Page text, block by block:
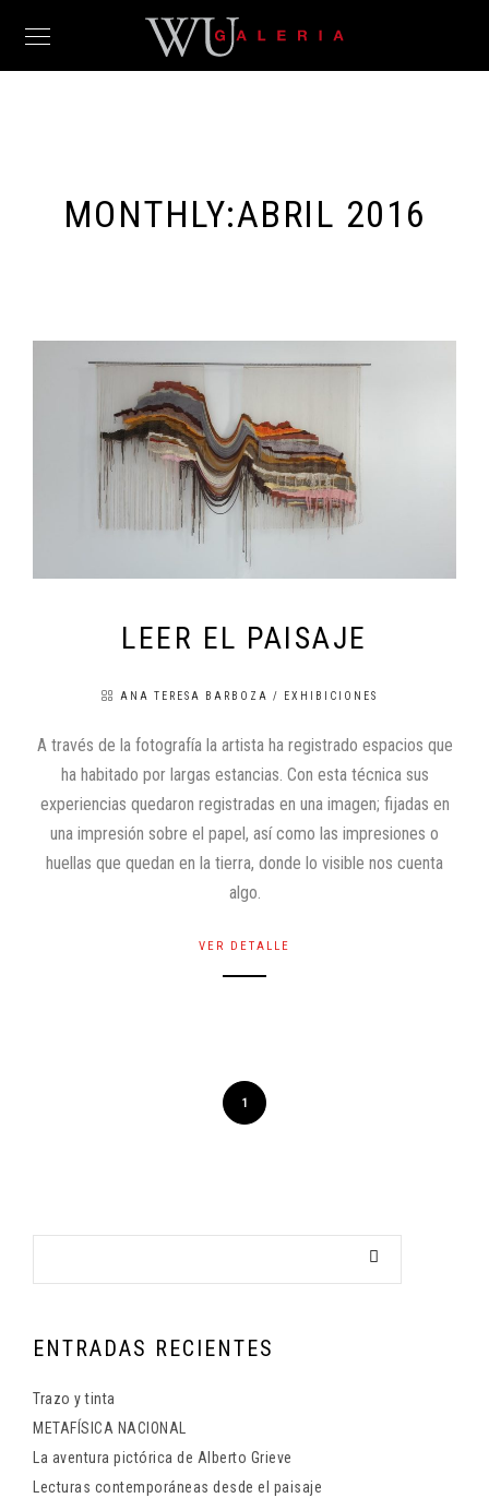
MONTHLY:ABRIL 2016
LEER EL PAISAJE
ANA TERESA BARBOZA / EXHIBICIONES
A través de la fotografía la artista ha registrado espacios que
ha habitado por largas estancias. Con esta técnica sus
experiencias quedaron registradas en una imagen; fijadas en
una impresión sobre el papel, así como las impresiones o
huellas que quedan en la tierra, donde lo visible nos cuenta
algo.
VER DETALLE
1
ENTRADAS RECIENTES
Trazo y tinta
METAFÍSICA NACIONAL
La aventura pictórica de Alberto Grieve
Lecturas contemporáneas desde el paisaje